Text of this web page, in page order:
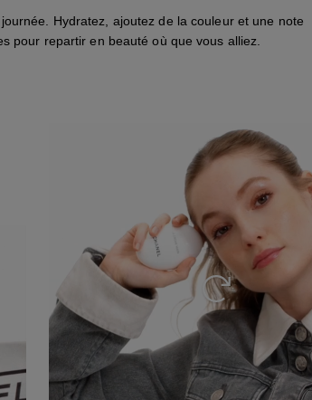
Hydratez, ajoutez de la couleur et une note
pour repartir en beauté où que vous alliez.
Revoir cette vidéo